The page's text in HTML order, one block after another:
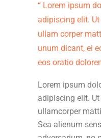
Lorem ipsum
adipiscing elit.
ullam corper
unum dicant, ei
eos oratio
Lorem ipsum
adipiscing elit.
ullamcorper
Sea alienum